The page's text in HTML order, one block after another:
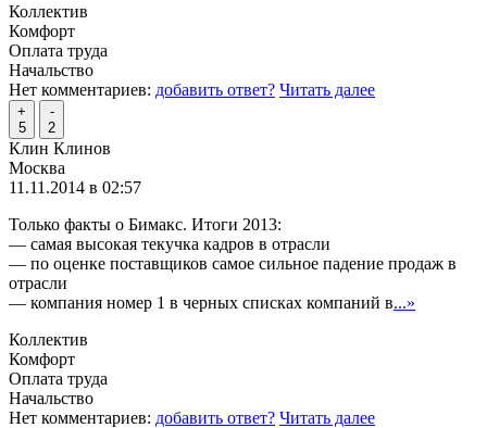
Коллектив
Комфорт
Оплата труда
Начальство
Нет комментариев: добавить ответ? Читать далее
+
5
-
2
Клин Клинов
Москва
11.11.2014 в 02:57
Только факты о Бимакс. Итоги 2013:
— самая высокая текучка кадров в отрасли
— по оценке поставщиков самое сильное падение продаж в
отрасли
— компания номер 1 в черных списках компаний в...»
Коллектив
Комфорт
Оплата труда
Начальство
Нет комментариев: добавить ответ? Читать далее